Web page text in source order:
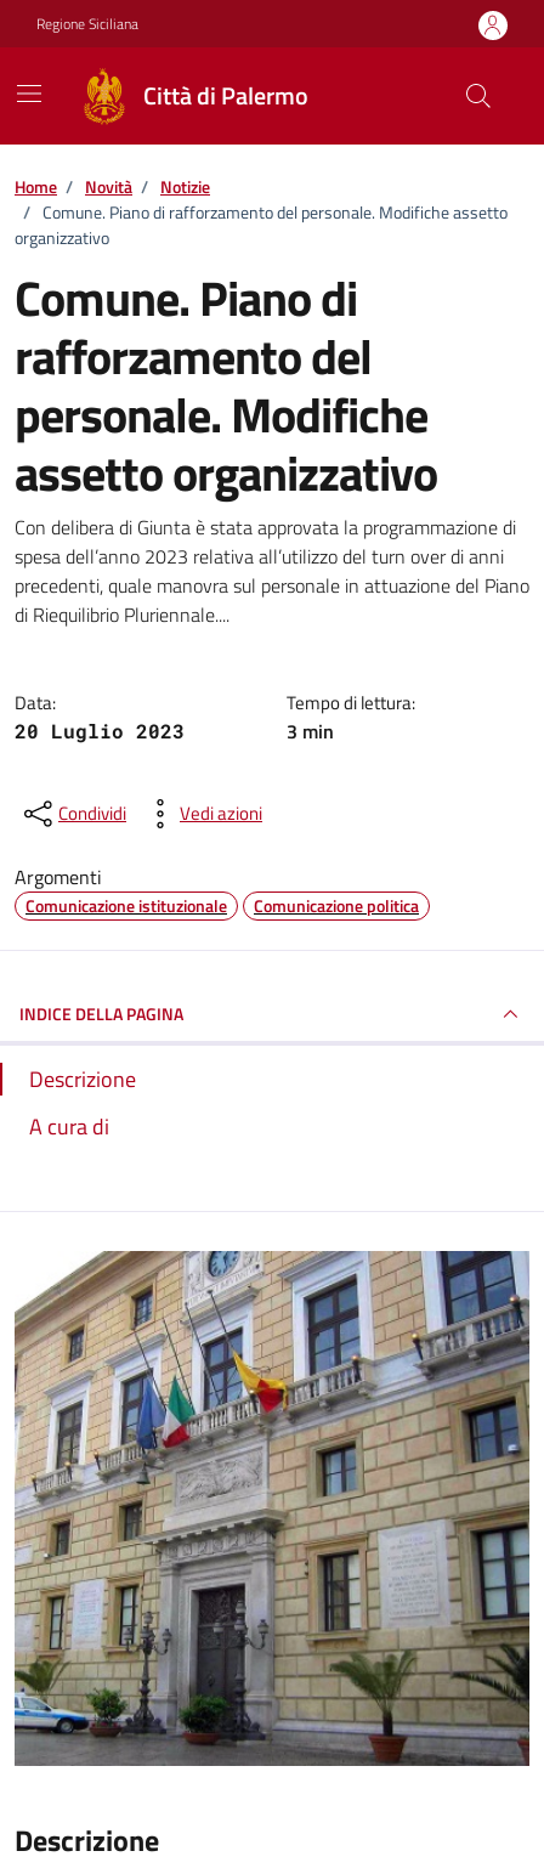
Vai ai contenuti
Vai al footer
Regione Siciliana
Città di Palermo
Home / Novità / Notizie
/ Comune. Piano di rafforzamento del personale. Modifiche assetto
organizzativo
Comune. Piano di
rafforzamento del
personale. Modifiche
assetto organizzativo
Dettagli della notizia
Con delibera di Giunta è stata approvata la programmazione di
spesa dell’anno 2023 relativa all’utilizzo del turn over di anni
precedenti, quale manovra sul personale in attuazione del Piano
di Riequilibrio Pluriennale....
Data:
20 Luglio 2023
Tempo di lettura:
3 min
Condividi Vedi azioni
Argomenti
Comunicazione istituzionale Comunicazione politica
INDICE DELLA PAGINA
Descrizione
A cura di
Descrizione